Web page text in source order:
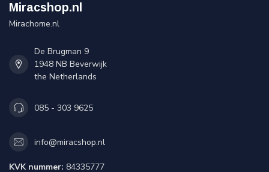
Miracshop.nl
Mirachome.nl
De Brugman 9
1948 NB Beverwijk
the Netherlands
085 - 303 9625
info@miracshop.nl
KVK nummer: 84335777